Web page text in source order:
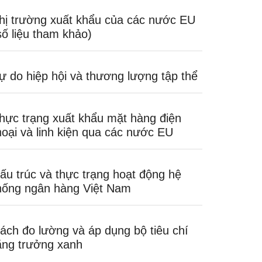
trường xuất khẩu của các nước EU
liệu tham khảo)
do hiệp hội và thương lượng tập thể
trạng xuất khẩu mặt hàng điện
và linh kiện qua các nước EU
trúc và thực trạng hoạt động hệ
ngân hàng Việt Nam
đo lường và áp dụng bộ tiêu chí
trưởng xanh